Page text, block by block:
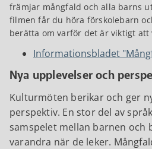
främjar mångfald och alla barns
filmen får du höra förskolebarn
berätta om varför det är viktigt att
Informationsbladet
Nya upplevelser och
Kulturmöten berikar och ger
perspektiv. En stor del av
samspelet mellan barnen och
varandra när de leker.